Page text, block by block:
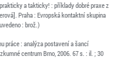
a takticky! : příklady dobré praxe z
Praha : Evropská kontaktní skupina
: brož.)
práce : analýza postavení a šancí
centrum Brno, 2006. 67 s. : il. ; 30